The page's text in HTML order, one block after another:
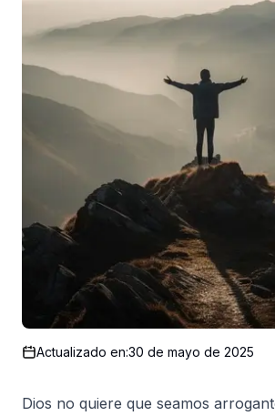
Actualizado en:30 de mayo de 2025
Dios no quiere que seamos